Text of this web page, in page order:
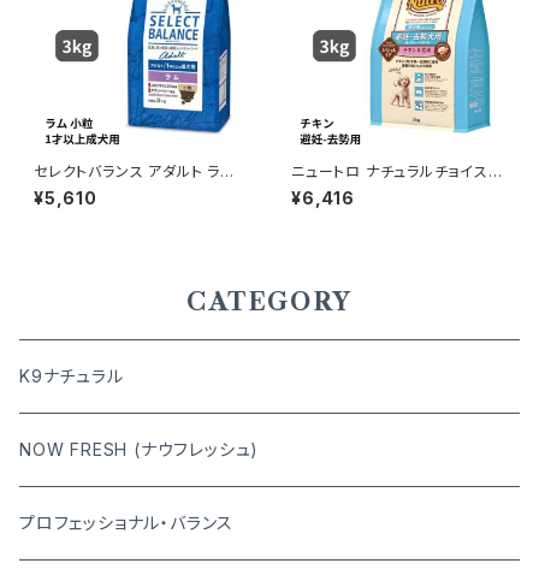
セレクトバランス アダルト ラム
小粒 1才以上の成犬用 3kg
¥5,610
ニュートロ ナチュラルチョイス
避妊・去勢犬用 超小型犬〜小型
犬用 成犬用 3kg 456235878
¥6,416
CATEGORY
K9ナチュラル
NOW FRESH (ナウフレッシュ)
プロフェッショナル・バランス